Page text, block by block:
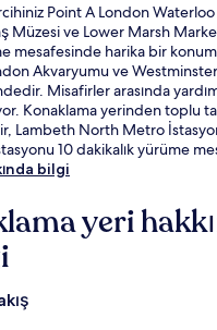
Point A London
Müzesi ve Lower Marsh
mesafesinde harika bir
Akvaryumu ve
Misafirler arasında
Konaklama yerinden toplu
Lambeth North Metro
10 dakikalık yürüme
bilgi
yeri